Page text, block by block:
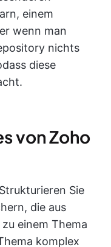
einem
wenn man
nichts
diese
von Zoho
Sie
die aus
einem Thema
komplex